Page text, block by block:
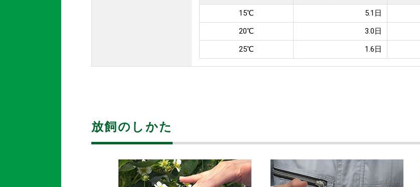
15℃
5.1日
20℃
3.0日
25℃
1.6日
放飼のしかた